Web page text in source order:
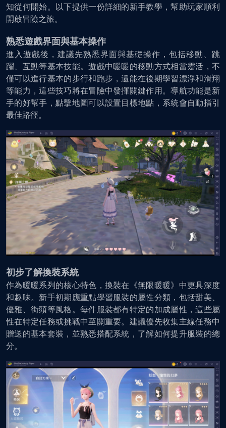
知從何開始。以下提供一份詳細的新手教學，幫助玩家順利
開啟冒險之旅。
熟悉遊戲界面與基本操作
進入遊戲後，建議先熟悉界面與基礎操作，包括移動、跳
躍、互動等基本技能。遊戲中暖暖的移動方式相當靈活，不
僅可以進行基本的步行和跑步，還能在後期學習漂浮和滑翔
等能力，這些技巧將在冒險中發揮關鍵作用。導航功能是新
手的好幫手，點擊地圖可以設置目標地點，系統會自動指引
最佳路徑。
初步了解換裝系統
作為暖暖系列的核心特色，換裝在《無限暖暖》中更具深度
和趣味。新手初期應重點學習服裝的屬性分類，包括甜美、
優雅、街頭等風格。每件服裝都有特定的加成屬性，這些屬
性在特定任務或挑戰中至關重要。建議優先收集主線任務中
贈送的基本套裝，並熟悉搭配系統，了解如何提升服裝的總
分。